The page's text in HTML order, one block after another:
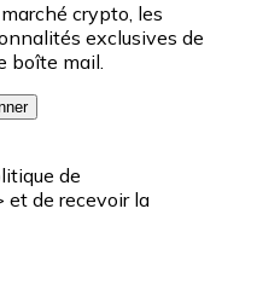
crypto, les
exclusives de
boîte mail.
de
de recevoir la